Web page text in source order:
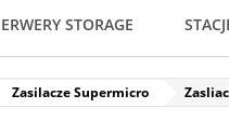
STORAGE
Zasilacze Supermicro